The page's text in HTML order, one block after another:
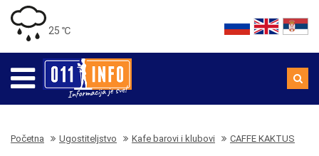
25 ℃
Početna Ugostiteljstvo Kafe barovi i klubovi CAFFE KAKTUS